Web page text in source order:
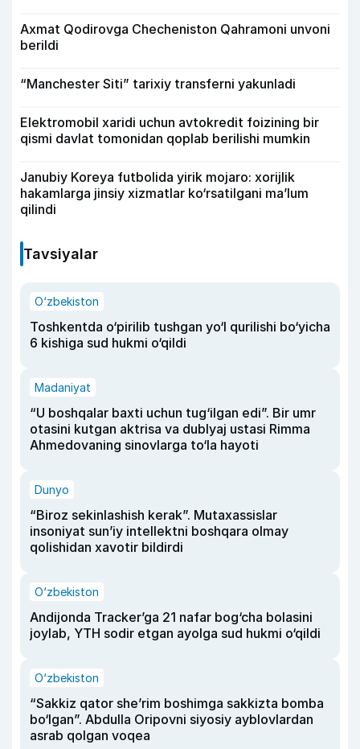
Axmat Qodirovga Checheniston Qahramoni unvoni
berildi
“Manchester Siti” tarixiy transferni yakunladi
Elektromobil xaridi uchun avtokredit foizining bir
qismi davlat tomonidan qoplab berilishi mumkin
Janubiy Koreya futbolida yirik mojaro: xorijlik
hakamlarga jinsiy xizmatlar ko‘rsatilgani ma’lum
qilindi
Tavsiyalar
O‘zbekiston
Toshkentda o‘pirilib tushgan yo‘l qurilishi bo‘yicha
6 kishiga sud hukmi o‘qildi
Madaniyat
“U boshqalar baxti uchun tug‘ilgan edi”. Bir umr
otasini kutgan aktrisa va dublyaj ustasi Rimma
Ahmedovaning sinovlarga to‘la hayoti
Dunyo
“Biroz sekinlashish kerak”. Mutaxassislar
insoniyat sun’iy intellektni boshqara olmay
qolishidan xavotir bildirdi
O‘zbekiston
Andijonda Tracker’ga 21 nafar bog‘cha bolasini
joylab, YTH sodir etgan ayolga sud hukmi o‘qildi
O‘zbekiston
“Sakkiz qator she’rim boshimga sakkizta bomba
bo‘lgan”. Abdulla Oripovni siyosiy ayblovlardan
asrab qolgan voqea